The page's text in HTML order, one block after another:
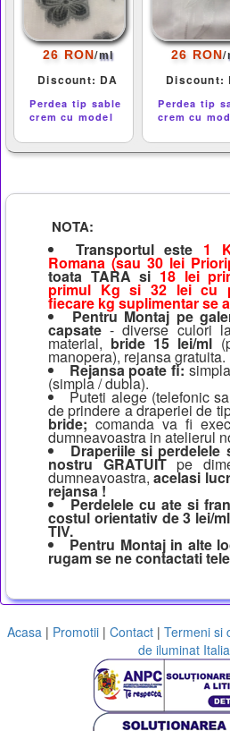
26 RON/ml
Discount: DA
Perdea tip sable
crem cu model
26 RON/
Discount:
Perdea tip
crem cu
NOTA:
Transportul este 1
Romana (sau 30 lei
toata TARA si 18 lei
primul Kg si 32 lei cu
fiecare kg suplimentar se
Pentru Montaj pe
capsate - diverse culori
material, bride 15 lei/ml
manopera), rejansa gratuita.
Rejansa poate fi:
(simpla / dubla).
Puteti alege (telefonic
de prindere a draperiei de
bride; comanda va fi
dumneavoastra in atelierul
Draperiile si
nostru GRATUITpe
dumneavoastra, acelasi
rejansa !
Perdelele cu ate si
costul orientativ de 3 lei/
TIV.
Pentru Montaj in alte
rugam se ne contactati
Acasa | Promotii| Contact| Termeni si
de iluminat